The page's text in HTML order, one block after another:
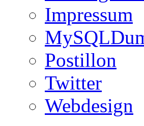
Impressum
Postillon
Twitter
Webdesign